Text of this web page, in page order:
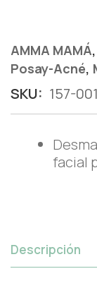
AMMA MAMÁ,
Posay-Acné,
SKU: 157-
facial
Descripción